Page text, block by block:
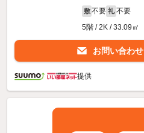
敷 不要 礼 不要
5階 / 2K / 33.09㎡
お問い合わせ
提供